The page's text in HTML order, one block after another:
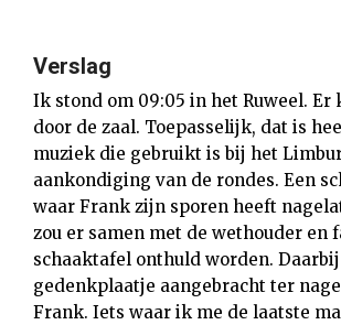
Verslag
Ik stond om 09:05 in het Ruweel. Er
door de zaal. Toepasselijk, dat is
muziek die gebruikt is bij het
aankondiging van de rondes. Een
waar Frank zijn sporen heeft
zou er samen met de wethouder en
schaaktafel onthuld worden.
gedenkplaatje aangebracht ter
Frank. Iets waar ik me de laatste